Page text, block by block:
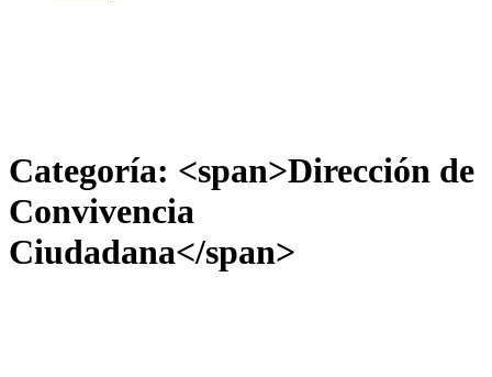
Categoría: <span>Dirección de
Convivencia
Ciudadana</span>